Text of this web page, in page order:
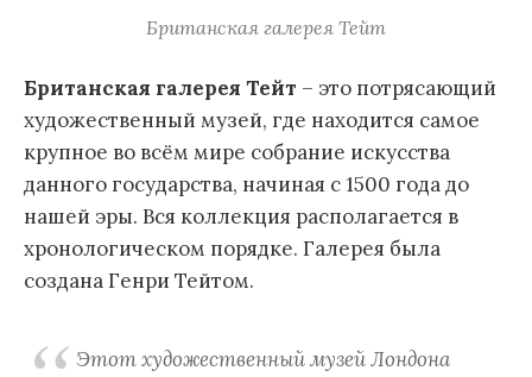
Британская галерея Тейт
Британская галерея Тейт – это потрясающий
художественный музей, где находится самое
крупное во всём мире собрание искусства
данного государства, начиная с 1500 года до
нашей эры. Вся коллекция располагается в
хронологическом порядке. Галерея была
создана Генри Тейтом.
Этот художественный музей Лондона